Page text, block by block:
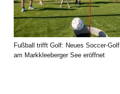
Fußball trifft Golf: Neues Soccer-Golf
am Markkleeberger See eröffnet